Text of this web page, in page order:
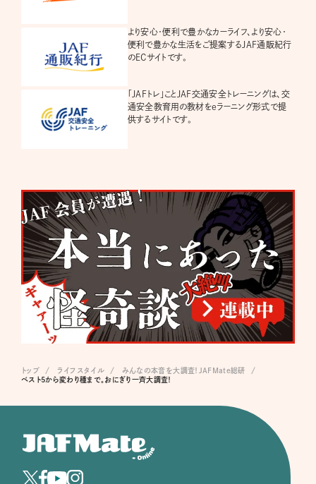
より安心・便利で豊かなカーライフ、より安心・
便利で豊かな生活をご提案するJAF通販紀行
のECサイトです。
「JAFトレ」ことJAF交通安全トレーニングは、交
通安全教育用の教材をeラーニング形式で提
供するサイトです。
トップ ライフスタイル
みんなの本音を大調査！JAFMate総研
ベスト5から変わり種まで。おにぎり一斉大調査！